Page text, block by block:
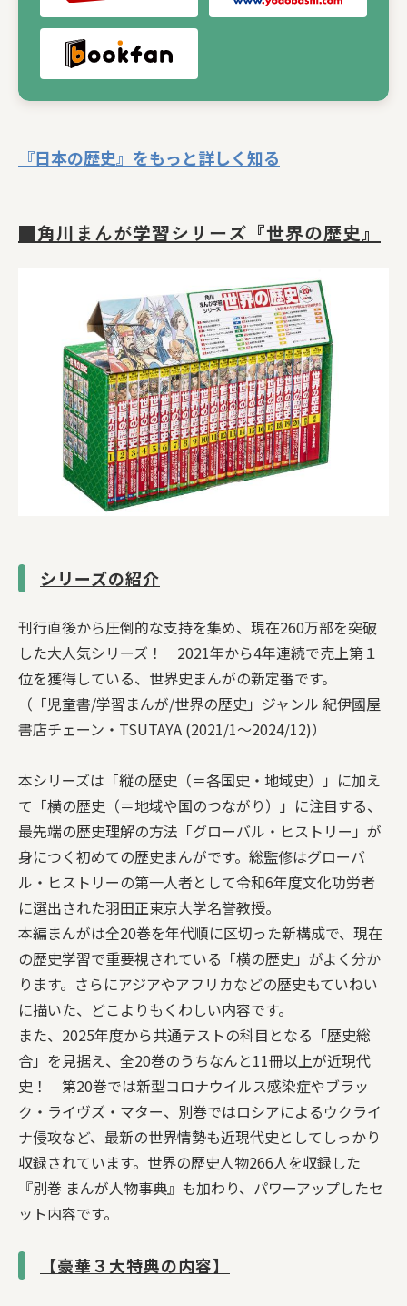
『日本の歴史』をもっと詳しく知る
■角川まんが学習シリーズ『世界の歴史』
シリーズの紹介
刊行直後から圧倒的な支持を集め、現在260万部を突破
した大人気シリーズ！ 2021年から4年連続で売上第１
位を獲得している、世界史まんがの新定番です。
（「児童書/学習まんが/世界の歴史」ジャンル 紀伊國屋
書店チェーン・TSUTAYA (2021/1～2024/12)）
本シリーズは「縦の歴史（＝各国史・地域史）」に加え
て「横の歴史（＝地域や国のつながり）」に注目する、
最先端の歴史理解の方法「グローバル・ヒストリー」が
身につく初めての歴史まんがです。総監修はグローバ
ル・ヒストリーの第一人者として令和6年度文化功労者
に選出された羽田正東京大学名誉教授。
本編まんがは全20巻を年代順に区切った新構成で、現在
の歴史学習で重要視されている「横の歴史」がよく分か
ります。さらにアジアやアフリカなどの歴史もていねい
に描いた、どこよりもくわしい内容です。
また、2025年度から共通テストの科目となる「歴史総
合」を見据え、全20巻のうちなんと11冊以上が近現代
史！ 第20巻では新型コロナウイルス感染症やブラッ
ク・ライヴズ・マター、別巻ではロシアによるウクライ
ナ侵攻など、最新の世界情勢も近現代史としてしっかり
収録されています。世界の歴史人物266人を収録した
『別巻 まんが人物事典』も加わり、パワーアップしたセ
ット内容です。
【豪華３大特典の内容】